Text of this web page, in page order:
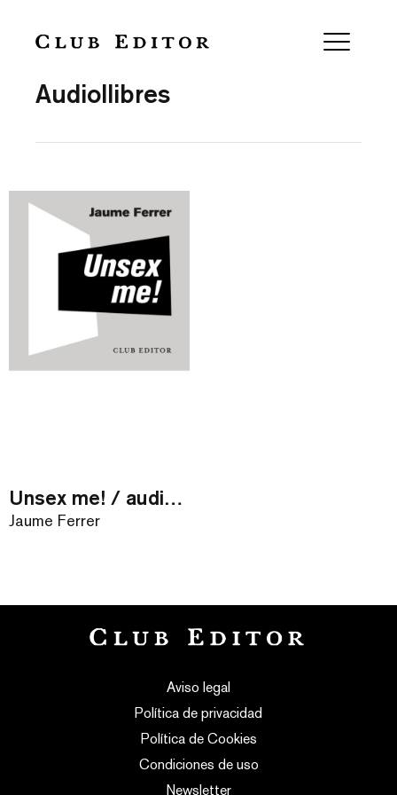
Audiollibres
Unsex me! / audiollibre
Jaume Ferrer
Aviso legal
Política de privacidad
Política de Cookies
Condiciones de uso
Newsletter